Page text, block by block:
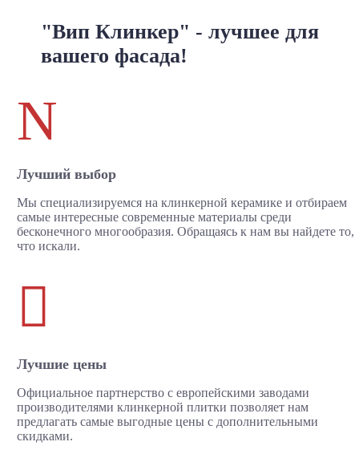
"Вип Клинкер" - лучшее для
вашего фасада!
N
Лучший выбор
Мы специализируемся на клинкерной керамике и отбираем
самые интересные современные материалы среди
бесконечного многообразия. Обращаясь к нам вы найдете то,
что искали.

Лучшие цены
Официальное партнерство с европейскими заводами
производителями клинкерной плитки позволяет нам
предлагать самые выгодные цены с дополнительными
скидками.